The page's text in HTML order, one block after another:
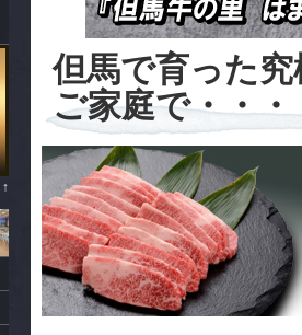
但馬で育った
ご家庭で・・・